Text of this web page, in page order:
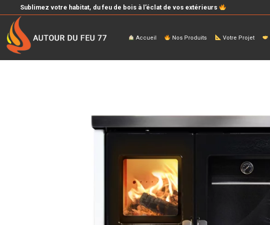
Sublimez votre habitat, du feu de bois à l’éclat de vos extérieurs
Accueil Nos Produits Votre Projet